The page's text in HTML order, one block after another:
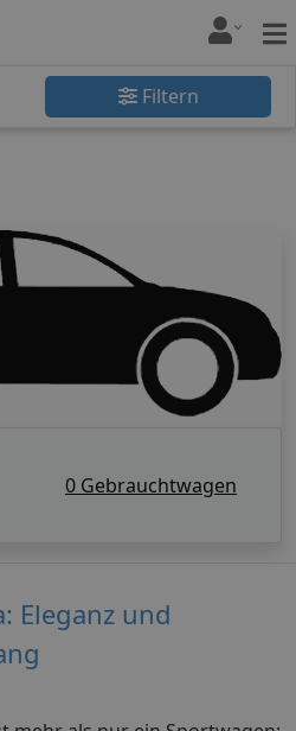
Filtern
0 Gebrauchtwagen
Eleganz und